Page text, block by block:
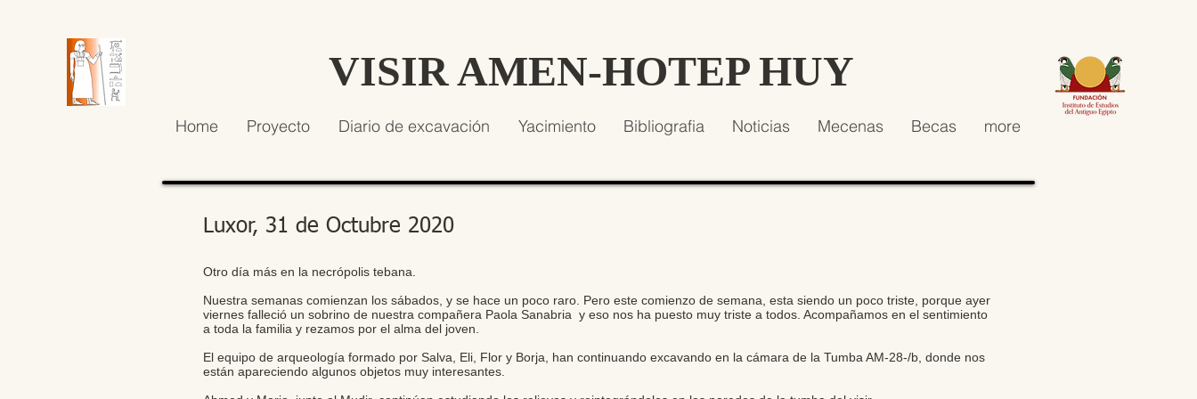
VISIR AMEN-HOTEP HUY
Home Proyecto Diario de excavación Yacimiento Bibliografia Noticias Mecenas Becas more
Luxor, 31 de Octubre 2020
Otro día más en la necrópolis tebana.
Nuestra semanas comienzan los sábados, y se hace un poco raro. Pero este comienzo de semana, esta siendo un poco triste, porque ayer
viernes falleció un sobrino de nuestra compañera Paola Sanabria y eso nos ha puesto muy triste a todos. Acompañamos en el sentimiento
a toda la familia y rezamos por el alma del joven.
El equipo de arqueología formado por Salva, Eli, Flor y Borja, han continuando excavando en la cámara de la Tumba AM-28-/b, donde nos
están apareciendo algunos objetos muy interesantes.